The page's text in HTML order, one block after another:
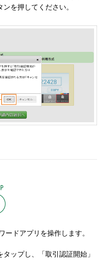
を押してください。
ードアプリを操作します。
ップし、「取引認証開始」